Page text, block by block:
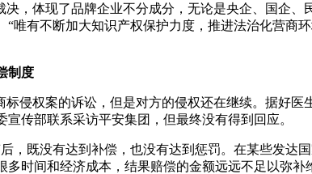
决，体现了品牌企业不分成分，无论是央企、国企
“唯有不断加大知识产权保护力度，推进法治化营
制度
标侵权案的诉讼，但是对方的侵权还在继续。据好
传部联系采访平安集团，但最终没有得到回应。
，既没有达到补偿，也没有达到惩罚。在某些发
多时间和经济成本，结果赔偿的金额远远不足以弥